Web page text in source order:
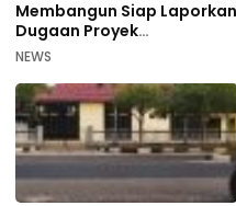
Membangun Siap Laporkan
Dugaan Proyek
Bermasalah PUPR Kalteng
NEWS